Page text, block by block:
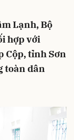
Lạnh, Bộ
hợp với
Cộp, tỉnh Sơn
toàn dân
Gửi